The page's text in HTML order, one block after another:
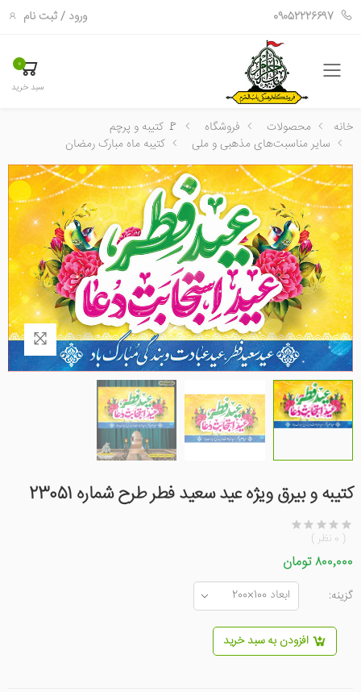
09052226697 ورود /ثبت نام
فهرست
0
سبد خرید
خانه محصولات فروشگاه
🚩 کتیبه و پرچم
سایر مناسبت‌های مذهبی و ملی
کتیبه ماه مبارک رمضان
کتیبه و بیرق ویژه عید سعید فطر طرح شماره 23051
( 0 نظر )
۸۰۰٬۰۰۰ تومان
گزینه:
افزودن به سبد خرید